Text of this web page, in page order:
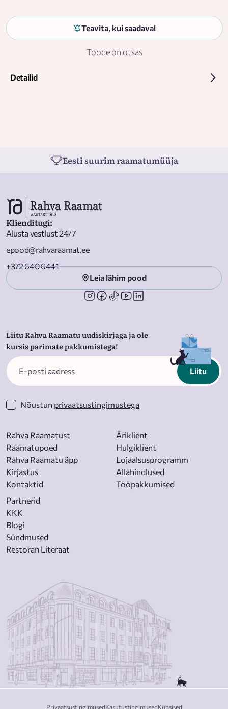
Teavita, kui saadaval
Toode on otsas
Detailid
Eesti suurim raamatumüüja
Klienditugi:
Alusta vestlust 24/7
epood@rahvaraamat.ee
+372 640 6441
Leia lähim pood
Liitu Rahva Raamatu uudiskirjaga ja ole
kursis parimate pakkumistega!
Liitu
Nõustun privaatsustingimustega
Rahva Raamatust
Raamatupoed
Rahva Raamatu äpp
Kirjastus
Kontaktid
Äriklient
Hulgiklient
Lojaalsusprogramm
Allahindlused
Tööpakkumised
Partnerid
KKK
Blogi
Sündmused
Restoran Literaat
PrivaatsustingimusedKasutustingimusedKüpsised